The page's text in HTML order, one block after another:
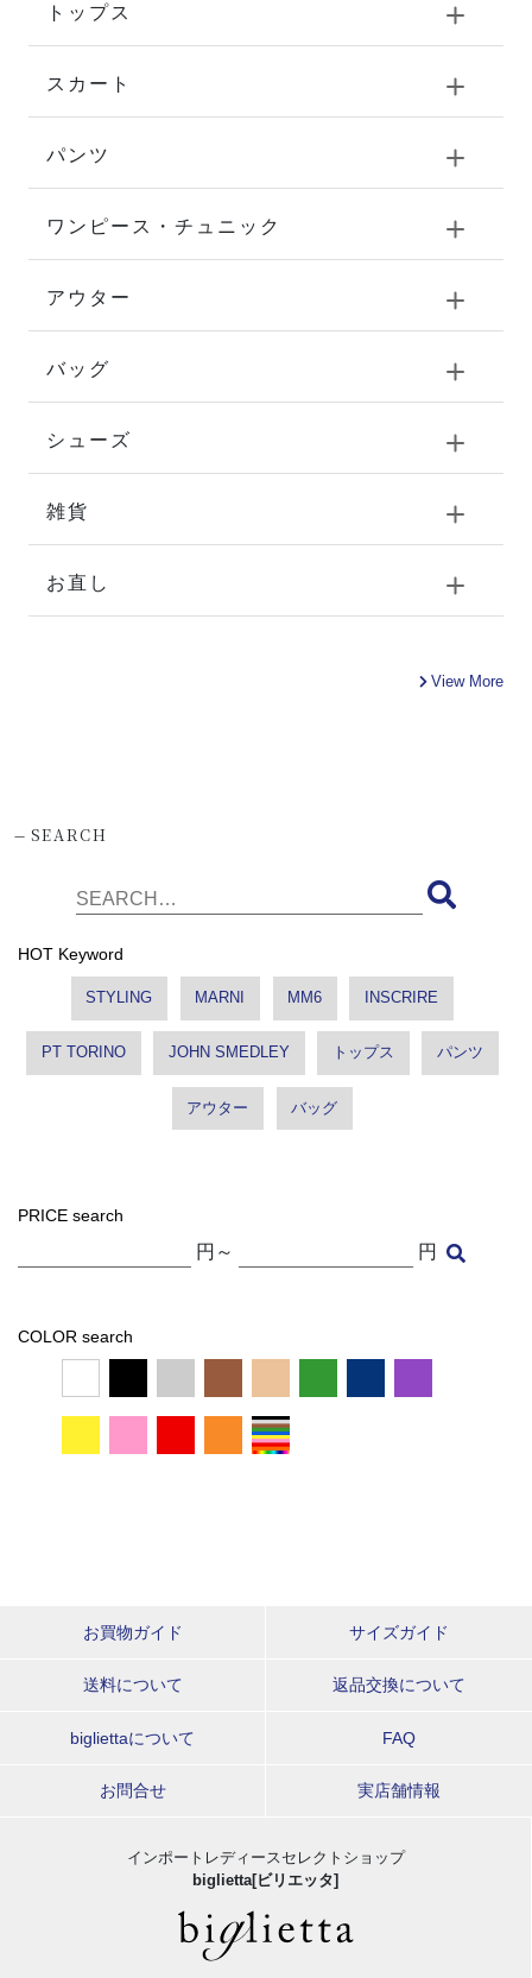
トップス
スカート
パンツ
ワンピース・チュニック
アウター
バッグ
シューズ
雑貨
お直し
View More
-SEARCH
HOT Keyword
STYLING MARNI MM6 INSCRIRE
PT TORINO JOHN SMEDLEY トップス パンツ
アウター バッグ
PRICE search
円～ 円
COLOR search
お買物ガイド サイズガイド
送料について 返品交換について
bigliettaについて FAQ
お問合せ 実店舗情報
インポートレディースセレクトショップ
biglietta[ビリエッタ]